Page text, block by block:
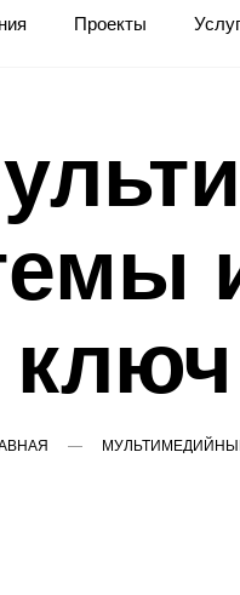
Проекты